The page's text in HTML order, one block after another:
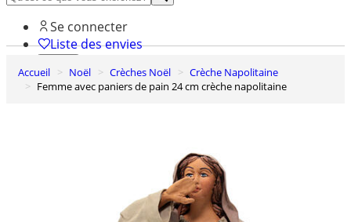
Se connecter
Liste des envies
0
Panier
Accueil Noël Crèches Noël
Crèche Napolitaine
Femme avec paniers de pain 24 cm crèche napolitaine